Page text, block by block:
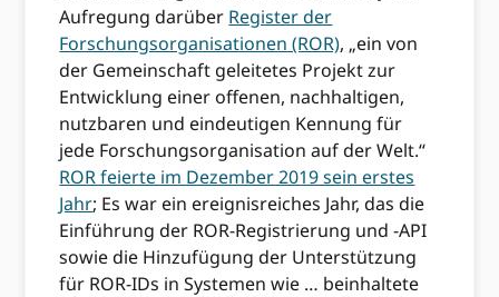
Aufregung darüber Register der
Forschungsorganisationen (ROR), „ein von
der Gemeinschaft geleitetes Projekt zur
Entwicklung einer offenen, nachhaltigen,
nutzbaren und eindeutigen Kennung für
jede Forschungsorganisation auf der Welt.“
ROR feierte im Dezember 2019 sein erstes
Jahr; Es war ein ereignisreiches Jahr, das die
Einführung der ROR-Registrierung und -API
sowie die Hinzufügung der Unterstützung
für ROR-IDs in Systemen wie … beinhaltete